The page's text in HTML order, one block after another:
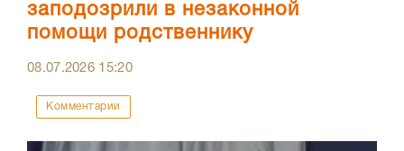
заподозрили в незаконной
помощи родственнику
08.07.2026 15:20
Комментарии